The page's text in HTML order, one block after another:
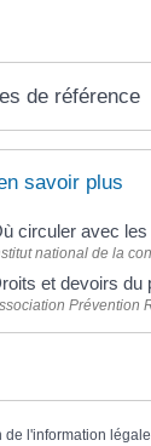
de référence
savoir plus
circuler avec
national de la
et devoirs du
Prévention
de l'information